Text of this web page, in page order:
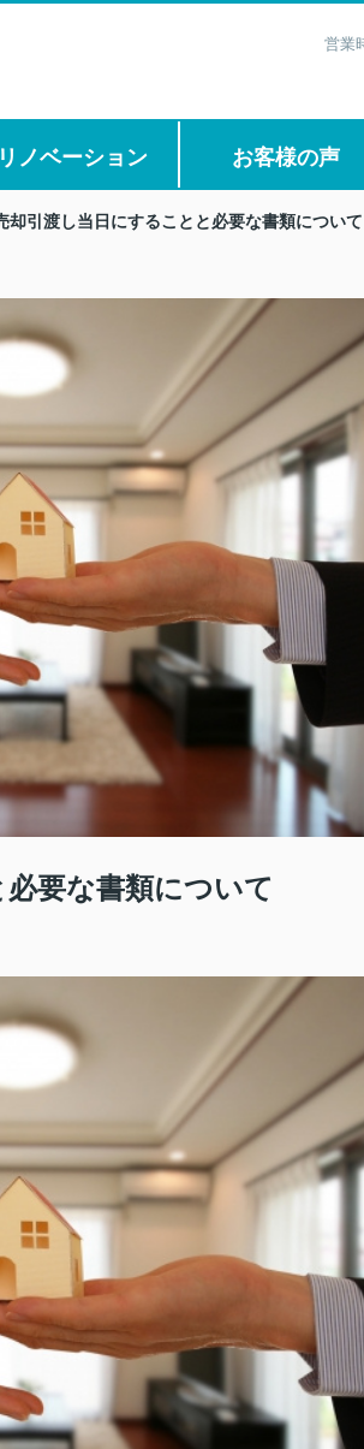
営業
リノベーション お客様の声
却引渡し当日にすることと必要な書類について
要な書類について